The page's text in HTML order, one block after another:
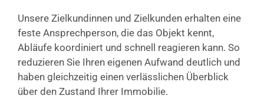
Unsere Zielkundinnen und Zielkunden erhalten eine
feste Ansprechperson, die das Objekt kennt,
Abläufe koordiniert und schnell reagieren kann. So
reduzieren Sie Ihren eigenen Aufwand deutlich und
haben gleichzeitig einen verlässlichen Überblick
über den Zustand Ihrer Immobilie.